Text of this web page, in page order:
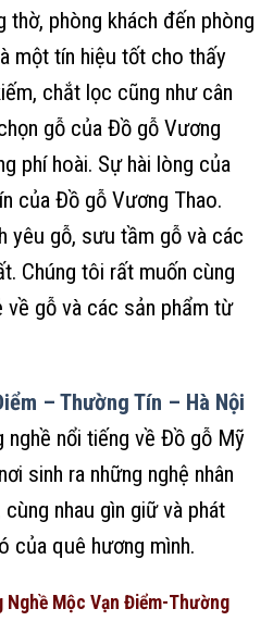
thờ, phòng khách đến phòng
một tín hiệu tốt cho thấy
chắt lọc cũng như cân
gỗ của Đồ gỗ Vương
phí hoài. Sự hài lòng của
của Đồ gỗ Vương Thao.
yêu gỗ, sưu tầm gỗ và các
Chúng tôi rất muốn cùng
gỗ và các sản phẩm từ
– Thường Tín – Hà Nội
nghề nổi tiếng về Đồ gỗ Mỹ
sinh ra những nghệ nhân
nhau gìn giữ và phát
của quê hương mình.
Nghề Mộc Vạn Điểm-Thường